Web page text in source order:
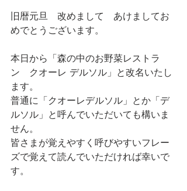
旧暦元旦　改めまして　あけましてお
めでとうございます。
本日から「森の中のお野菜レストラ
ン　クオーレ デルソル」と改名いたし
ます。
普通に「クオーレデルソル」とか「デ
ルソル」と呼んでいただいても構いま
せん。
皆さまが覚えやすく呼びやすいフレー
ズで覚えて読んでいただければ幸いで
す。